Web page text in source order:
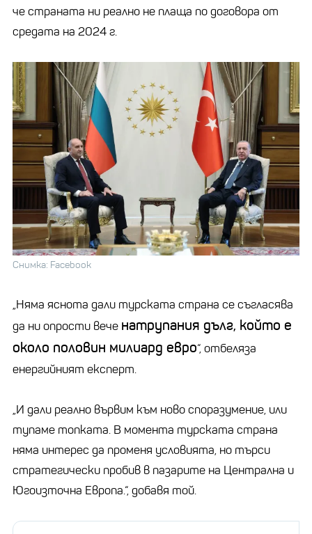
че страната ни реално не плаща по договора от
средата на 2024 г.
Снимка: Facebook
„Няма яснота дали турската страна се съгласява
да ни опрости вече натрупания дълг, който е
около половин милиард евро“, отбеляза
енергийният експерт.
„И дали реално вървим към ново споразумение, или
тупаме топката. В момента турската страна
няма интерес да променя условията, но търси
стратегически пробив в пазарите на Централна и
Югоизточна Европа.“, добавя той.